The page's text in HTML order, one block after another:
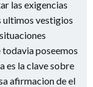
las exigencias
ultimos vestigios
todavia poseemos
es la clave sobre
afirmacion de el